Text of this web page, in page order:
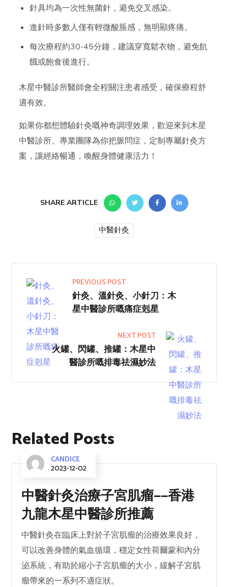
針具均為一次性無菌針，避免交叉感染。
進針時多數人僅有輕微酸脹感，無明顯疼痛。
每次療程約30-45分鐘，建議穿寬鬆衣物，避免飢
餓或飽食後進行。
木星中醫診所醫師會全程關注患者感受，確保療程舒
適有效。
如果你都想體驗針灸嘅神奇調理效果，歡迎來到木星
中醫診所。專業團隊為你把脈問症，定制專屬針灸方
案，讓經絡暢通，喚醒身體健康活力！
SHARE ARTICLE
中醫針灸
PREVIOUS POST
針灸、溫針灸、小針刀：木
星中醫診所嘅痛症剋星
NEXT POST
火罐、閃罐、推罐：木星中
醫診所嘅排毒祛濕妙法
Related Posts
CANDICE
2023-12-02
中醫針灸治療子宮肌瘤——香港
九龍木星中醫診所推薦
中醫針灸在臨床上對於子宮肌瘤的治療效果良好，
可以改善身體的氣血循環，穩定女性荷爾蒙和內分
泌系統，有助於縮小子宮肌瘤的大小，緩解子宮肌
瘤帶來的一系列不適症狀。